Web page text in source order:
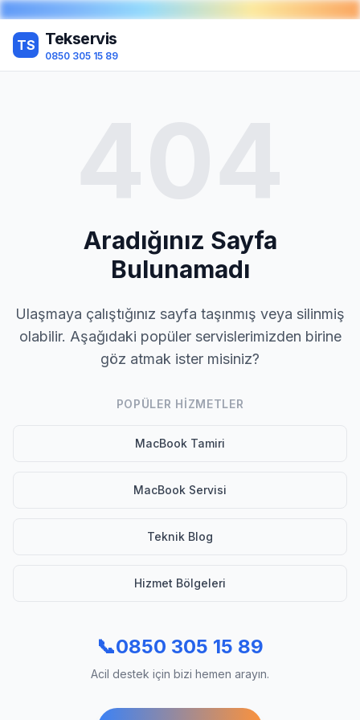
TS Tekservis
0850 305 15 89
Aradığınız Sayfa
Bulunamadı
Ulaşmaya çalıştığınız sayfa taşınmış veya silinmiş
olabilir. Aşağıdaki popüler servislerimizden birine
göz atmak ister misiniz?
POPÜLER HIZMETLER
MacBook Tamiri
MacBook Servisi
Teknik Blog
Hizmet Bölgeleri
📞0850 305 15 89
Acil destek için bizi hemen arayın.